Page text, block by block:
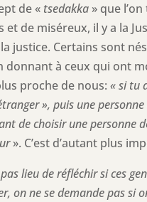
de « tsedakka » que
et de miséreux, il y a la
justice. Certains sont
à ceux qui ont
proche de nous:« si tu
», puis une
de choisir une personne
». C’est d’autant plus
lieu de réfléchir si ces
on ne se demande pas si